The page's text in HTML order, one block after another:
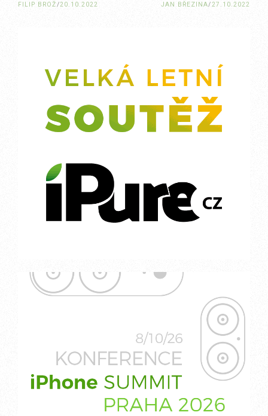
JAN BŘEZINA/27.10.2022
FILIP BROŽ/20.10.2022